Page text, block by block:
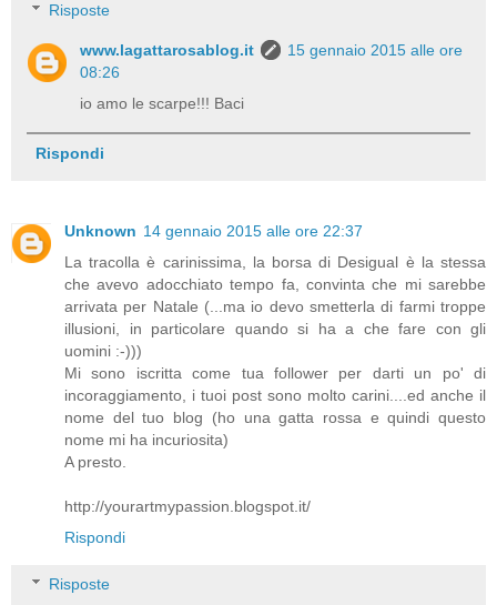
Risposte
www.lagattarosablog.it
15 gennaio 2015 alle ore
08:26
io amo le scarpe!!! Baci
Rispondi
Unknown 14 gennaio 2015 alle ore 22:37
La tracolla è carinissima, la borsa di Desigual è la stessa
che avevo adocchiato tempo fa, convinta che mi sarebbe
arrivata per Natale (...ma io devo smetterla di farmi troppe
illusioni, in particolare quando si ha a che fare con gli
uomini :-)))
Mi sono iscritta come tua follower per darti un po' di
incoraggiamento, i tuoi post sono molto carini....ed anche il
nome del tuo blog (ho una gatta rossa e quindi questo
nome mi ha incuriosita)
A presto.
http://yourartmypassion.blogspot.it/
Rispondi
Risposte